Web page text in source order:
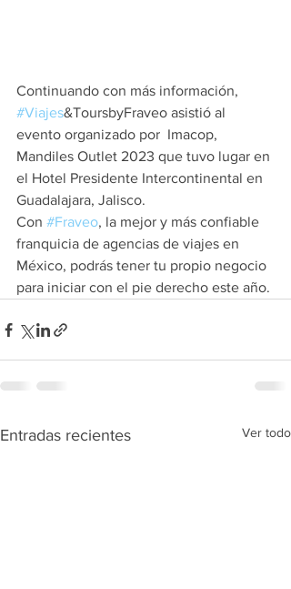
Continuando con más información,
#Viajes&ToursbyFraveo asistió al
evento organizado por  Imacop,
Mandiles Outlet 2023 que tuvo lugar en
el Hotel Presidente Intercontinental en
Guadalajara, Jalisco.
Con #Fraveo, la mejor y más confiable
franquicia de agencias de viajes en
México, podrás tener tu propio negocio
para iniciar con el pie derecho este año.
Entradas recientes Ver todo